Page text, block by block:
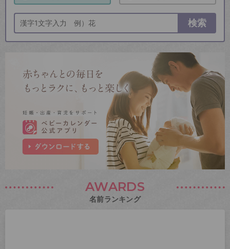
検索
AWARDS
名前ランキング